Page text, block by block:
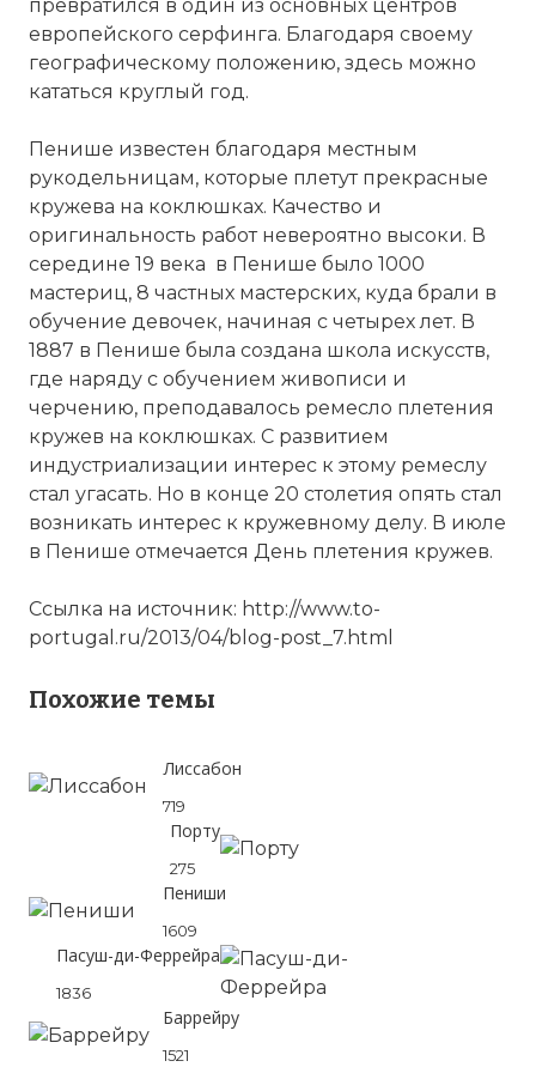
превратился в один из основных центров
европейского серфинга. Благодаря своему
географическому положению, здесь можно
кататься круглый год.
Пенише известен благодаря местным
рукодельницам, которые плетут прекрасные
кружева на коклюшках. Качество и
оригинальность работ невероятно высоки. В
середине 19 века в Пенише было 1000
мастериц, 8 частных мастерских, куда брали в
обучение девочек, начиная с четырех лет. В
1887 в Пенише была создана школа искусств,
где наряду с обучением живописи и
черчению, преподавалось ремесло плетения
кружев на коклюшках. С развитием
индустриализации интерес к этому ремеслу
стал угасать. Но в конце 20 столетия опять стал
возникать интерес к кружевному делу. В июле
в Пенише отмечается День плетения кружев.
Ссылка на источник: http://www.to-
portugal.ru/2013/04/blog-post_7.html
Похожие темы
Лиссабон
719
Порту
275
Пениши
1609
Пасуш-ди-Феррейра
1836
Баррейру
1521